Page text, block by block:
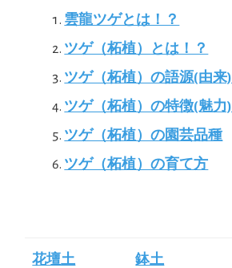
雲龍ツゲとは！？
ツゲ（柘植）とは！？
ツゲ（柘植）の語源(由来)
ツゲ（柘植）の特徴(魅力)
ツゲ（柘植）の園芸品種
ツゲ（柘植）の育て方
花壇土 鉢土